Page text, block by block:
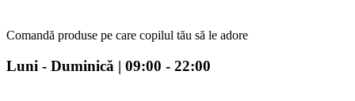
Comandă produse pe care copilul tău să le adore
Luni - Duminică | 09:00 - 22:00